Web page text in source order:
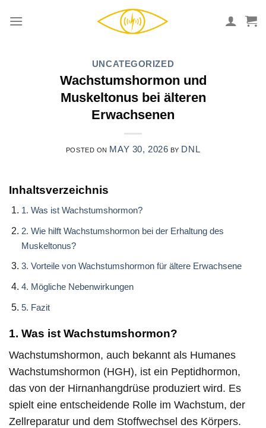
UNCATEGORIZED
Wachstumshormon und
Muskeltonus bei älteren
Erwachsenen
POSTED ON MAY 30, 2026 BY DNL
Inhaltsverzeichnis
1. Was ist Wachstumshormon?
2. Wie hilft Wachstumshormon bei der Erhaltung des
Muskeltonus?
3. Vorteile von Wachstumshormon für ältere Erwachsene
4. Mögliche Nebenwirkungen
5. Fazit
1. Was ist Wachstumshormon?
Wachstumshormon, auch bekannt als Humanes
Wachstumshormon (HGH), ist ein Peptidhormon,
das von der Hirnanhangdrüse produziert wird. Es
spielt eine entscheidende Rolle im Wachstum, der
Zellreparatur und dem Stoffwechsel des Körpers.